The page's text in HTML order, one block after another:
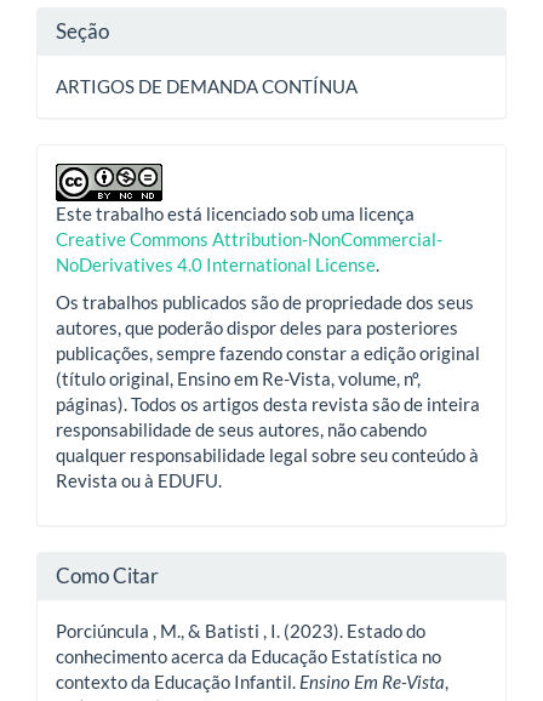
Seção
ARTIGOS DE DEMANDA CONTÍNUA
Este trabalho está licenciado sob uma licença
Creative Commons Attribution-NonCommercial-
NoDerivatives 4.0 International License
Os trabalhos publicados são de propriedade dos seus
autores, que poderão dispor deles para posteriores
publicações, sempre fazendo constar a edição original
(título original, Ensino em Re-Vista, volume, nº,
páginas). Todos os artigos desta revista são de inteira
responsabilidade de seus autores, não cabendo
qualquer responsabilidade legal sobre seu conteúdo à
Revista ou à EDUFU.
Como Citar
Porciúncula , M., & Batisti , I. (2023). Estado do
conhecimento acerca da Educação Estatística no
contexto da Educação Infantil. Ensino Em Re-Vista